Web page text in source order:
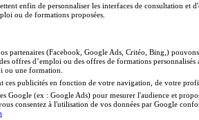
enfin de personnaliser les interfaces de consultation et
ou de formations proposées.
partenaires (Facebook, Google Ads, Critéo, Bing,)
offres d’emploi ou des offres de formations
ou une formation.
ces publicités en fonction de votre navigation, de votre
Google (ex : Google Ads) pour mesurer l'audience et
consentez à l'utilisation de vos données par Google